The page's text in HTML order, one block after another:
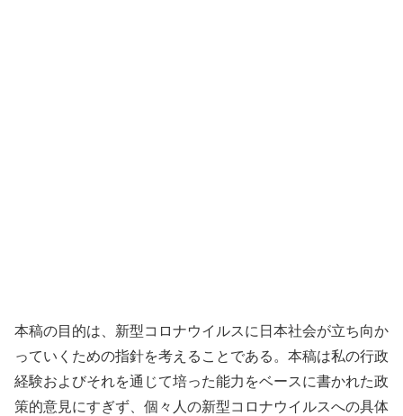
本稿の目的は、新型コロナウイルスに日本社会が立ち向か
っていくための指針を考えることである。本稿は私の行政
経験およびそれを通じて培った能力をベースに書かれた政
策的意見にすぎず、個々人の新型コロナウイルスへの具体